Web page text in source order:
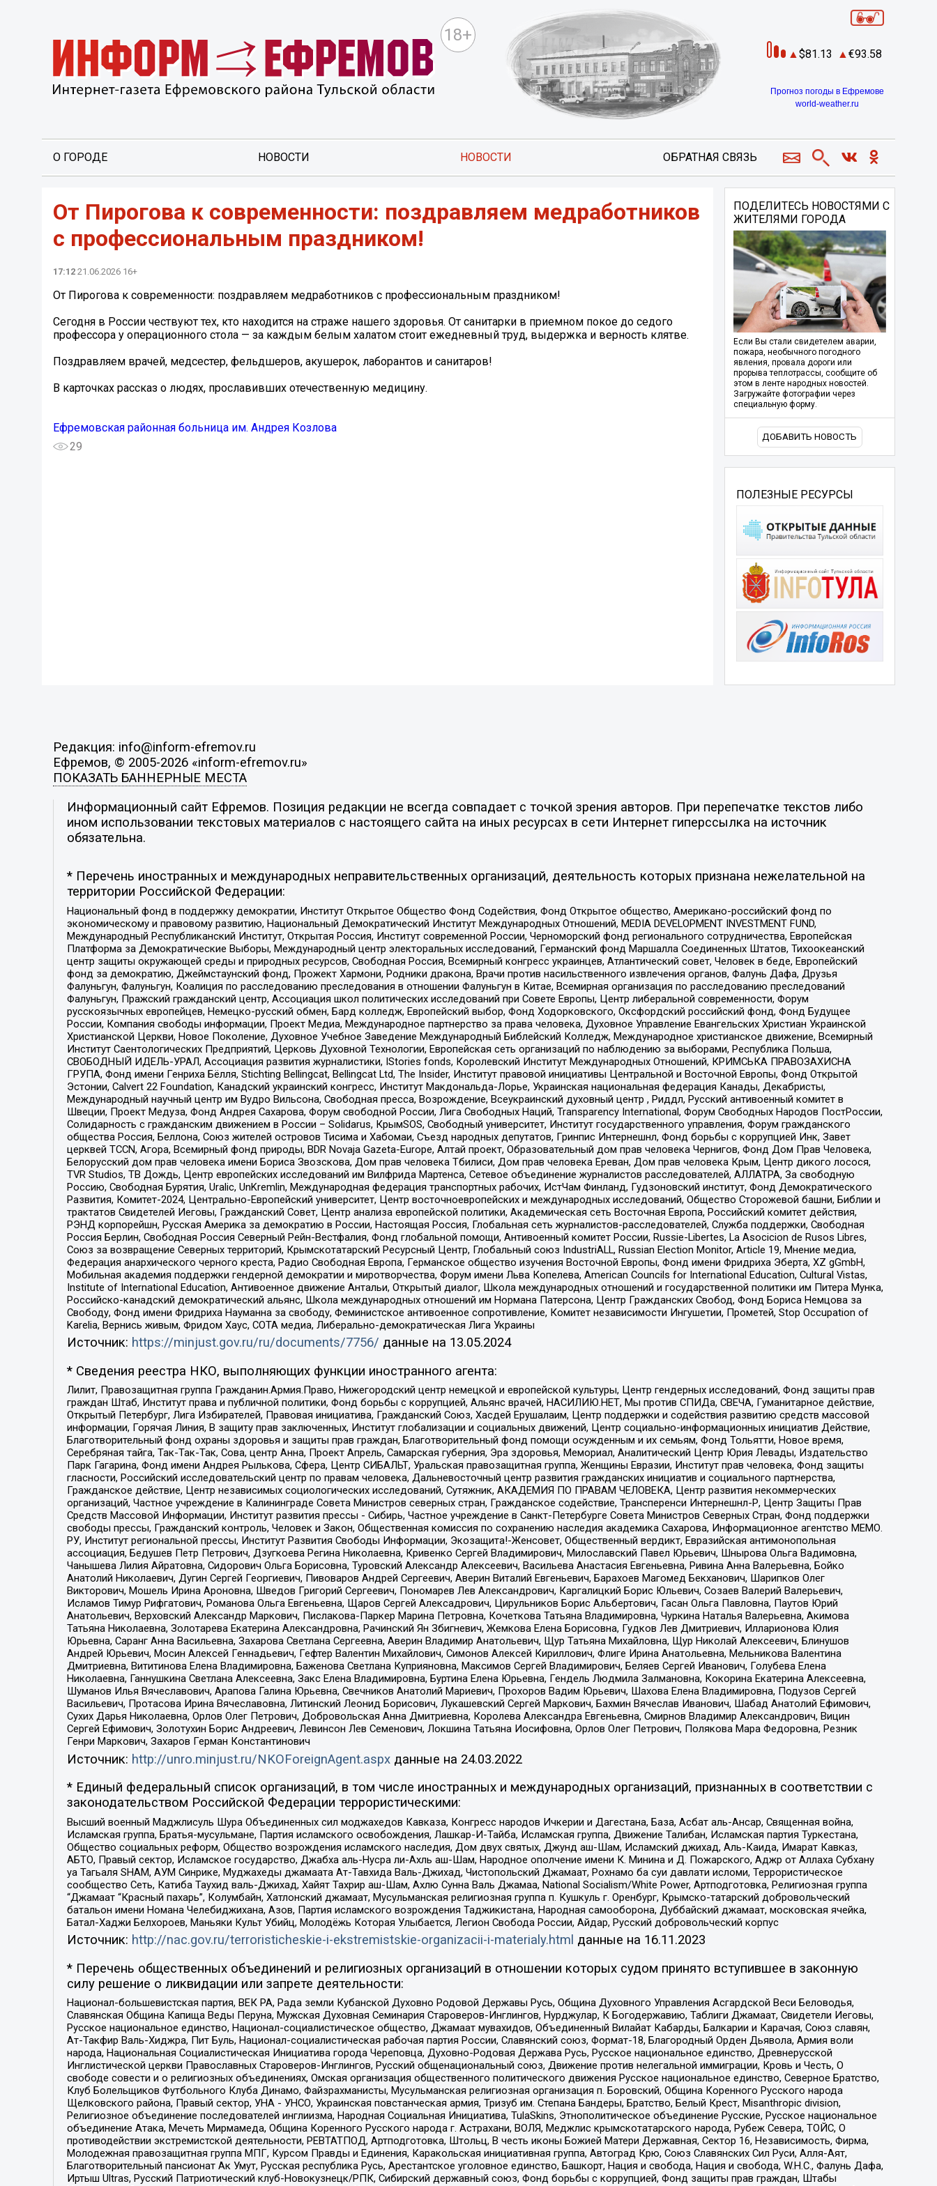
18+
81.13 93.58
Прогноз погоды в Ефремове
world-weather.ru
О ГОРОДЕ НОВОСТИ НОВОСТИ ОБРАТНАЯ СВЯЗЬ
От Пирогова к современности: поздравляем медработников
с профессиональным праздником!
17:12 21.06.2026 16+
От Пирогова к современности: поздравляем медработников с профессиональным праздником!
Сегодня в России чествуют тех, кто находится на страже нашего здоровья. От санитарки в приемном покое до седого
профессора у операционного стола — за каждым белым халатом стоит ежедневный труд, выдержка и верность клятве.
Поздравляем врачей, медсестер, фельдшеров, акушерок, лаборантов и санитаров!
В карточках рассказ о людях, прославивших отечественную медицину.
Ефремовская районная больница им. Андрея Козлова
29
ПОДЕЛИТЕСЬ НОВОСТЯМИ С
ЖИТЕЛЯМИ ГОРОДА
Если Вы стали свидетелем аварии,
пожара, необычного погодного
явления, провала дороги или
прорыва теплотрассы, сообщите об
этом в ленте народных новостей.
Загружайте фотографии через
специальную форму.
ДОБАВИТЬ НОВОСТЬ
ПОЛЕЗНЫЕ РЕСУРСЫ
Редакция: info@inform-efremov.ru
Ефремов, © 2005-2026 «inform-efremov.ru»
ПОКАЗАТЬ БАННЕРНЫЕ МЕСТА
Информационный сайт Ефремов. Позиция редакции не всегда совпадает с точкой зрения авторов. При перепечатке текстов либо
ином использовании текстовых материалов с настоящего сайта на иных ресурсах в сети Интернет гиперссылка на источник
обязательна.
* Перечень иностранных и международных неправительственных организаций, деятельность которых признана нежелательной на
территории Российской Федерации:
Национальный фонд в поддержку демократии, Институт Открытое Общество Фонд Содействия, Фонд Открытое общество, Американо-российский фонд по
экономическому и правовому развитию, Национальный Демократический Институт Международных Отношений, MEDIA DEVELOPMENT INVESTMENT FUND,
Международный Республиканский Институт, Открытая Россия, Институт современной России, Черноморский фонд регионального сотрудничества, Европейская
Платформа за Демократические Выборы, Международный центр электоральных исследований, Германский фонд Маршалла Соединенных Штатов, Тихоокеанский
центр защиты окружающей среды и природных ресурсов, Свободная Россия, Всемирный конгресс украинцев, Атлантический совет, Человек в беде, Европейский
фонд за демократию, Джеймстаунский фонд, Прожект Хармони, Родники дракона, Врачи против насильственного извлечения органов, Фалунь Дафа, Друзья
Фалуньгун, Фалуньгун, Коалиция по расследованию преследования в отношении Фалуньгун в Китае, Всемирная организация по расследованию преследований
Фалуньгун, Пражский гражданский центр, Ассоциация школ политических исследований при Совете Европы, Центр либеральной современности, Форум
русскоязычных европейцев, Немецко-русский обмен, Бард колледж, Европейский выбор, Фонд Ходорковского, Оксфордский российский фонд, Фонд Будущее
России, Компания свободы информации, Проект Медиа, Международное партнерство за права человека, Духовное Управление Евангельских Христиан Украинской
Христианской Церкви, Новое Поколение, Духовное Учебное Заведение Международный Библейский Колледж, Международное христианское движение, Всемирный
Институт Саентологических Предприятий, Церковь Духовной Технологии, Европейская сеть организаций по наблюдению за выборами, Республика Польша,
СВОБОДНЫЙ ИДЕЛЬ-УРАЛ, Ассоциация развития журналистики, IStories fonds, Королевский Институт Международных Отношений, КРИМСЬКА ПРАВОЗАХИСНА
ГРУПА, Фонд имени Генриха Бёлля, Stichting Bellingcat, Bellingcat Ltd, The Insider, Институт правовой инициативы Центральной и Восточной Европы, Фонд Открытой
Эстонии, Calvert 22 Foundation, Канадский украинский конгресс, Институт Макдональда-Лорье, Украинская национальная федерация Канады, Декабристы,
Международный научный центр им Вудро Вильсона, Свободная пресса, Возрождение, Всеукраинский духовный центр , Риддл, Русский антивоенный комитет в
Швеции, Проект Медуза, Фонд Андрея Сахарова, Форум свободной России, Лига Свободных Наций, Transparеncy International, Форум Свободных Народов ПостРоссии,
Солидарность с гражданским движением в России – Solidarus, КрымSOS, Свободный университет, Институт государственного управления, Форум гражданского
общества Россия, Беллона, Союз жителей островов Тисима и Хабомаи, Съезд народных депутатов, Гринпис Интернешнл, Фонд борьбы с коррупцией Инк, Завет
церквей TCCN, Агора, Всемирный фонд природы, BDR Novaja Gazeta-Europe, Алтай проект, Образовательный дом прав человека Чернигов, Фонд Дом Прав Человека,
Белорусский дом прав человека имени Бориса Звозскова, Дом прав человека Тбилиси, Дом прав человека Ереван, Дом прав человека Крым, Центр дикого лосося,
TVR Studios, ТВ Дождь, Центр европейских исследований им Вилфрида Мартенса, Сетевое объединение журналистов расследователей, АЛЛАТРА, За свободную
Россию, Свободная Бурятия, Uralic, UnKremlin, Международная федерация транспортных рабочих, ИстЧам Финланд, Гудзоновский институт, Фонд Демократического
Развития, Комитет-2024, Центрально-Европейский университет, Центр восточноевропейских и международных исследований, Общество Сторожевой башни, Библии и
трактатов Свидетелей Иеговы, Гражданский Совет, Центр анализа европейской политики, Академическая сеть Восточная Европа, Российский комитет действия,
РЭНД корпорейшн, Русская Америка за демократию в России, Настоящая Россия, Глобальная сеть журналистов-расследователей, Служба поддержки, Свободная
Россия Берлин, Свободная Россия Северный Рейн-Вестфалия, Фонд глобальной помощи, Антивоенный комитет России, Russie-Libertes, La Asocicion de Rusos Libres,
Союз за возвращение Северных территорий, Крымскотатарский Ресурсный Центр, Глобальный союз IndustriALL, Russian Election Monitor, Article 19, Мнение медиа,
Федерация анархического черного креста, Радио Свободная Европа, Германское общество изучения Восточной Европы, Фонд имени Фридриха Эберта, XZ gGmbH,
Мобильная академия поддержки гендерной демократии и миротворчества, Форум имени Льва Копелева, American Councils for International Education, Cultural Vistas,
Institute of International Education, Антивоенное движение Антальи, Открытый диалог, Школа международных отношений и государственной политики им Питера Мунка,
Российско-канадский демократический альянс, Школа международных отношений им Нормана Патерсона, Центр Гражданских Свобод, Фонд Бориса Немцова за
Свободу, Фонд имени Фридриха Науманна за свободу, Феминистское антивоенное сопротивление, Комитет независимости Ингушетии, Прометей, Stop Occupation of
Karelia, Вернись живым, Фридом Хаус, СОТА медиа, Либерально-демократическая Лига Украины
Источник: https://minjust.gov.ru/ru/documents/7756/ данные на 13.05.2024
* Сведения реестра НКО, выполняющих функции иностранного агента:
Лилит, Правозащитная группа Гражданин.Армия.Право, Нижегородский центр немецкой и европейской культуры, Центр гендерных исследований, Фонд защиты прав
граждан Штаб, Институт права и публичной политики, Фонд борьбы с коррупцией, Альянс врачей, НАСИЛИЮ.НЕТ, Мы против СПИДа, СВЕЧА, Гуманитарное действие,
Открытый Петербург, Лига Избирателей, Правовая инициатива, Гражданский Союз, Хасдей Ерушалаим, Центр поддержки и содействия развитию средств массовой
информации, Горячая Линия, В защиту прав заключенных, Институт глобализации и социальных движений, Центр социально-информационных инициатив Действие,
Благотворительный фонд охраны здоровья и защиты прав граждан, Благотворительный фонд помощи осужденным и их семьям, Фонд Тольятти, Новое время,
Серебряная тайга, Так-Так-Так, Сова, центр Анна, Проект Апрель, Самарская губерния, Эра здоровья, Мемориал, Аналитический Центр Юрия Левады, Издательство
Парк Гагарина, Фонд имени Андрея Рылькова, Сфера, Центр СИБАЛЬТ, Уральская правозащитная группа, Женщины Евразии, Институт прав человека, Фонд защиты
гласности, Российский исследовательский центр по правам человека, Дальневосточный центр развития гражданских инициатив и социального партнерства,
Гражданское действие, Центр независимых социологических исследований, Сутяжник, АКАДЕМИЯ ПО ПРАВАМ ЧЕЛОВЕКА, Центр развития некоммерческих
организаций, Частное учреждение в Калининграде Совета Министров северных стран, Гражданское содействие, Трансперенси Интернешнл-Р, Центр Защиты Прав
Средств Массовой Информации, Институт развития прессы - Сибирь, Частное учреждение в Санкт-Петербурге Совета Министров Северных Стран, Фонд поддержки
свободы прессы, Гражданский контроль, Человек и Закон, Общественная комиссия по сохранению наследия академика Сахарова, Информационное агентство МЕМО.
РУ, Институт региональной прессы, Институт Развития Свободы Информации, Экозащита!-Женсовет, Общественный вердикт, Евразийская антимонопольная
ассоциация, Бедушев Петр Петрович, Дзугкоева Регина Николаевна, Кривенко Сергей Владимирович, Милославский Павел Юрьевич, Шнырова Ольга Вадимовна,
Чанышева Лилия Айратовна, Сидорович Ольга Борисовна, Туровский Александр Алексеевич, Васильева Анастасия Евгеньевна, Ривина Анна Валерьевна, Бойко
Анатолий Николаевич, Дугин Сергей Георгиевич, Пивоваров Андрей Сергеевич, Аверин Виталий Евгеньевич, Барахоев Магомед Бекханович, Шарипков Олег
Викторович, Мошель Ирина Ароновна, Шведов Григорий Сергеевич, Пономарев Лев Александрович, Каргалицкий Борис Юльевич, Созаев Валерий Валерьевич,
Исламов Тимур Рифгатович, Романова Ольга Евгеньевна, Щаров Сергей Алексадрович, Цирульников Борис Альбертович, Гасан Ольга Павловна, Паутов Юрий
Анатольевич, Верховский Александр Маркович, Пислакова-Паркер Марина Петровна, Кочеткова Татьяна Владимировна, Чуркина Наталья Валерьевна, Акимова
Татьяна Николаевна, Золотарева Екатерина Александровна, Рачинский Ян Збигневич, Жемкова Елена Борисовна, Гудков Лев Дмитриевич, Илларионова Юлия
Юрьевна, Саранг Анна Васильевна, Захарова Светлана Сергеевна, Аверин Владимир Анатольевич, Щур Татьяна Михайловна, Щур Николай Алексеевич, Блинушов
Андрей Юрьевич, Мосин Алексей Геннадьевич, Гефтер Валентин Михайлович, Симонов Алексей Кириллович, Флиге Ирина Анатольевна, Мельникова Валентина
Дмитриевна, Вититинова Елена Владимировна, Баженова Светлана Куприяновна, Максимов Сергей Владимирович, Беляев Сергей Иванович, Голубева Елена
Николаевна, Ганнушкина Светлана Алексеевна, Закс Елена Владимировна, Буртина Елена Юрьевна, Гендель Людмила Залмановна, Кокорина Екатерина Алексеевна,
Шуманов Илья Вячеславович, Арапова Галина Юрьевна, Свечников Анатолий Мариевич, Прохоров Вадим Юрьевич, Шахова Елена Владимировна, Подузов Сергей
Васильевич, Протасова Ирина Вячеславовна, Литинский Леонид Борисович, Лукашевский Сергей Маркович, Бахмин Вячеслав Иванович, Шабад Анатолий Ефимович,
Сухих Дарья Николаевна, Орлов Олег Петрович, Добровольская Анна Дмитриевна, Королева Александра Евгеньевна, Смирнов Владимир Александрович, Вицин
Сергей Ефимович, Золотухин Борис Андреевич, Левинсон Лев Семенович, Локшина Татьяна Иосифовна, Орлов Олег Петрович, Полякова Мара Федоровна, Резник
Генри Маркович, Захаров Герман Константинович
Источник: http://unro.minjust.ru/NKOForeignAgent.aspxданные на 24.03.2022
* Единый федеральный список организаций, в том числе иностранных и международных организаций, признанных в соответствии с
законодательством Российской Федерации террористическими:
Высший военный Маджлисуль Шура Объединенных сил моджахедов Кавказа, Конгресс народов Ичкерии и Дагестана, База, Асбат аль-Ансар, Священная война,
Исламская группа, Братья-мусульмане, Партия исламского освобождения, Лашкар-И-Тайба, Исламская группа, Движение Талибан, Исламская партия Туркестана,
Общество социальных реформ, Общество возрождения исламского наследия, Дом двух святых, Джунд аш-Шам, Исламский джихад, Аль-Каида, Имарат Кавказ,
АБТО, Правый сектор, Исламское государство, Джабха аль-Нусра ли-Ахль аш-Шам, Народное ополчение имени К. Минина и Д. Пожарского, Аджр от Аллаха Субхану
уа Тагьаля SHAM, АУМ Синрике, Муджахеды джамаата Ат-Тавхида Валь-Джихад, Чистопольский Джамаат, Рохнамо ба суи давлати исломи, Террористическое
сообщество Сеть, Катиба Таухид валь-Джихад, Хайят Тахрир аш-Шам, Ахлю Сунна Валь Джамаа, National Socialism/White Power, Артподготовка, Религиозная группа
“Джамаат “Красный пахарь”, Колумбайн, Хатлонский джамаат, Мусульманская религиозная группа п. Кушкуль г. Оренбург, Крымско-татарский добровольческий
батальон имени Номана Челебиджихана, Азов, Партия исламского возрождения Таджикистана, Народная самооборона, Дуббайский джамаат, московская ячейка,
Батал-Хаджи Белхороев, Маньяки Культ Убийц, Молодёжь Которая Улыбается, Легион Свобода России, Айдар, Русский добровольческий корпус
Источник: http://nac.gov.ru/terroristicheskie-i-ekstremistskie-organizacii-i-materialy.html данные на 16.11.2023
* Перечень общественных объединений и религиозных организаций в отношении которых судом принято вступившее в законную
силу решение о ликвидации или запрете деятельности:
Национал-большевистская партия, ВЕК РА, Рада земли Кубанской Духовно Родовой Державы Русь, Община Духовного Управления Асгардской Веси Беловодья,
Славянская Община Капища Веды Перуна, Мужская Духовная Семинария Староверов-Инглингов, Нурджулар, К Богодержавию, Таблиги Джамаат, Свидетели Иеговы,
Русское национальное единство, Национал-социалистическое общество, Джамаат мувахидов, Объединенный Вилайат Кабарды, Балкарии и Карачая, Союз славян,
Ат-Такфир Валь-Хиджра, Пит Буль, Национал-социалистическая рабочая партия России, Славянский союз, Формат-18, Благородный Орден Дьявола, Армия воли
народа, Национальная Социалистическая Инициатива города Череповца, Духовно-Родовая Держава Русь, Русское национальное единство, Древнерусской
Инглистической церкви Православных Староверов-Инглингов, Русский общенациональный союз, Движение против нелегальной иммиграции, Кровь и Честь, О
свободе совести и о религиозных объединениях, Омская организация общественного политического движения Русское национальное единство, Северное Братство,
Клуб Болельщиков Футбольного Клуба Динамо, Файзрахманисты, Мусульманская религиозная организация п. Боровский, Община Коренного Русского народа
Щелковского района, Правый сектор, УНА - УНСО, Украинская повстанческая армия, Тризуб им. Степана Бандеры, Братство, Белый Крест, Misanthropic division,
Религиозное объединение последователей инглиизма, Народная Социальная Инициатива, TulaSkins, Этнополитическое объединение Русские, Русское национальное
объединение Атака, Мечеть Мирмамеда, Община Коренного Русского народа г. Астрахани, ВОЛЯ, Меджлис крымскотатарского народа, Рубеж Севера, ТОЙС, О
противодействии экстремистской деятельности, РЕВТАТПОД, Артподготовка, Штольц, В честь иконы Божией Матери Державная, Сектор 16, Независимость, Фирма,
Молодежная правозащитная группа МПГ, Курсом Правды и Единения, Каракольская инициативная группа, Автоград Крю, Союз Славянских Сил Руси, Алля-Аят,
Благотворительный пансионат Ак Умут, Русская республика Русь, Арестантское уголовное единство, Башкорт, Нация и свобода, Нация и свобода, W.H.С., Фалунь Дафа,
Иртыш Ultras, Русский Патриотический клуб-Новокузнецк/РПК, Сибирский державный союз, Фонд борьбы с коррупцией, Фонд защиты прав граждан, Штабы